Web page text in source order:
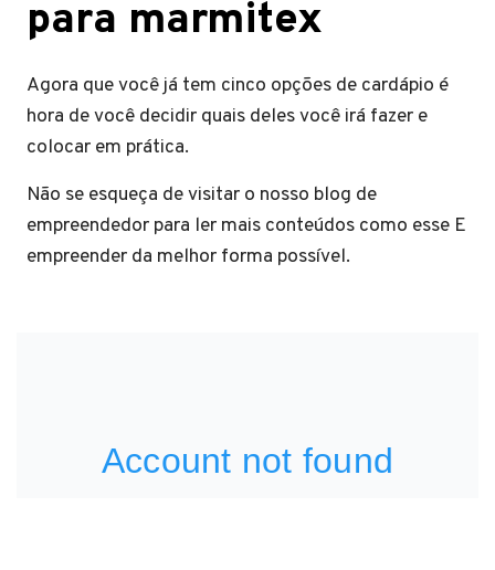
para marmitex
Agora que você já tem cinco opções de cardápio é
hora de você decidir quais deles você irá fazer e
colocar em prática.
Não se esqueça de visitar o nosso blog de
empreendedor para ler mais conteúdos como esse E
empreender da melhor forma possível.